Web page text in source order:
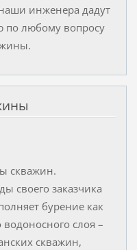
инженера дадут
по любому вопросу
скважин.
своего заказчика
бурение как
слоя –
скважин,